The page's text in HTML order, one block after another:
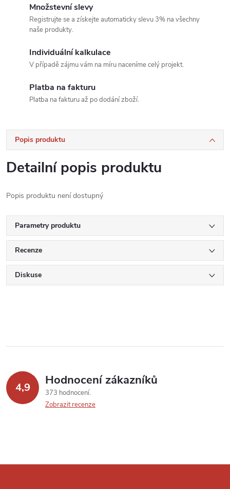
Množstevní slevy
Registrujte se a získejte automaticky slevu 3% na všechny
naše produkty.
Individuální kalkulace
V případě zájmu vám na míru naceníme celý projekt.
Platba na fakturu
Platba na fakturu až po dodání zboží.
Popis produktu
Detailní popis produktu
Popis produktu není dostupný
Parametry produktu
Recenze
Diskuse
4,9 Hodnocení zákazníků
373 hodnocení
Zobrazit recenze